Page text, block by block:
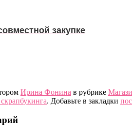
закупке
Ирина Фонина в рубрике
. Добавьте в закладки